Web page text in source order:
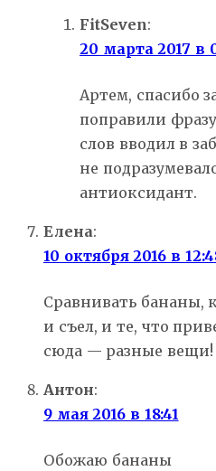
FitSeven:
20 марта 2017 в
Артем, спасибо
поправили
слов вводил в
не
антиоксидант.
Елена:
10 октября 2016 в
Сравнивать бананы,
и съел, и те, что
сюда — разные вещи!
Антон:
9 мая 2016 в 18:41
Обожаю бананы